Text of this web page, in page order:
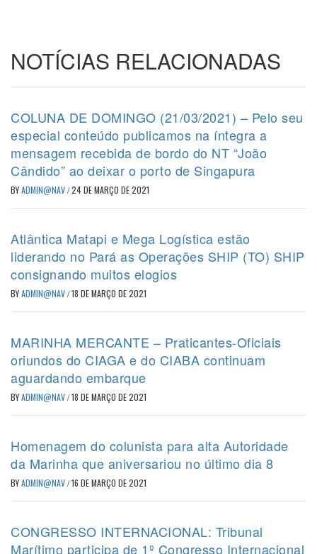
NOTÍCIAS RELACIONADAS
COLUNA DE DOMINGO (21/03/2021) – Pelo seu
especial conteúdo publicamos na íntegra a
mensagem recebida de bordo do NT “João
Cândido” ao deixar o porto de Singapura
BYADMIN@NAV/24 DE MARÇO DE 2021
Atlântica Matapi e Mega Logística estão
liderando no Pará as Operações SHIP (TO) SHIP
consignando muitos elogios
BYADMIN@NAV/18 DE MARÇO DE 2021
MARINHA MERCANTE – Praticantes-Oficiais
oriundos do CIAGA e do CIABA continuam
aguardando embarque
BYADMIN@NAV/18 DE MARÇO DE 2021
Homenagem do colunista para alta Autoridade
da Marinha que aniversariou no último dia 8
BYADMIN@NAV/16 DE MARÇO DE 2021
CONGRESSO INTERNACIONAL: Tribunal
Marítimo participa de 1º Congresso Internacional